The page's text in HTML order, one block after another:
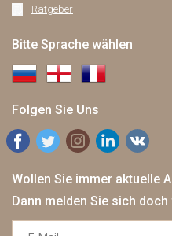
Ratgeber
Bitte Sprache wählen
Folgen Sie Uns
Wollen Sie immer aktuelle
Dann melden Sie sich